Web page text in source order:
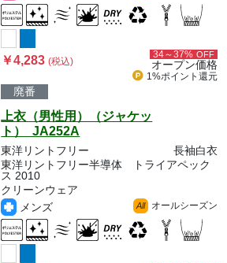
￥4,283(税込)
34～37% OFF
オープン価格
1%ポイント 還元
廃番
上衣（男性用）（ジャケッ
ト） JA252A
東洋リントフリー
長袖白衣
東洋リントフリー半導体 トライアペック
ス 2010
クリーンウェア
メンズ
All オールシーズン